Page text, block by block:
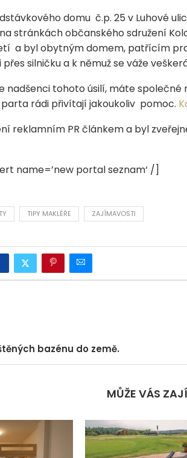
domu č.p. 25 v Luhové
stránkách občanského sdružení
a byl obytným domem, patřícím
silničku a k němuž se váže
nadšenci tohoto úsilí, máte
rádi přivítají jakoukoliv pomoc.
reklamním PR článkem a byl
name=’new portal seznam‘ /]
TIPY MAKLÉŘE ZAJÍMAVOSTI
bazénu do země.
MŮŽE VÁS